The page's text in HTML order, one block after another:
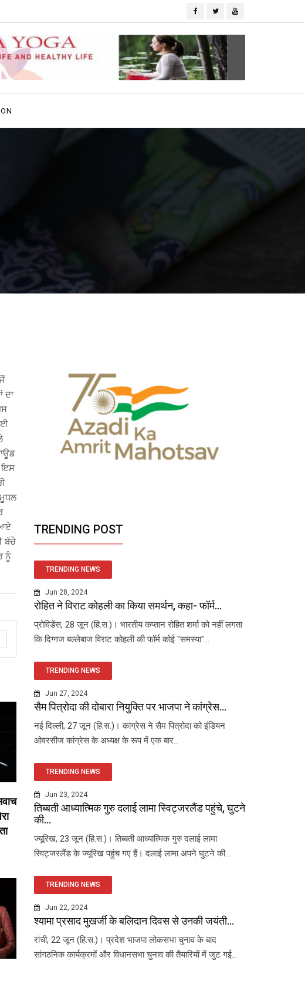
ਦਾ
ਇਸ
ਬੱਚੇ
ਨੂੰ
TRENDING POST
TRENDING NEWS
Jun 28, 2024
रोहित ने विराट कोहली का किया समर्थन, कहा- फॉर्म...
प्रोविडेंस, 28 जून (हि.स.)। भारतीय कप्तान रोहित शर्मा को नहीं लगता
कि दिग्गज बल्लेबाज विराट कोहली की फॉर्म कोई "समस्या"...
TRENDING NEWS
Jun 27, 2024
सैम पित्रोदा की दोबारा नियुक्ति पर भाजपा ने कांग्रेस...
नई दिल्ली, 27 जून (हि.स.)। कांग्रेस ने सैम पित्रोदा को इंडियन
ओवरसीज कांग्रेस के अध्यक्ष के रूप में एक बार...
TRENDING NEWS
Jun 23, 2024
तिब्बती आध्यात्मिक गुरु दलाई लामा स्विट्जरलैंड पहुंचे, घुटने
की...
ज्यूरिख, 23 जून (हि.स.)। तिब्बती आध्यात्मिक गुरु दलाई लामा
स्विट्जरलैंड के ज्यूरिख पहुंच गए हैं। दलाई लामा अपने घुटने की...
TRENDING NEWS
Jun 22, 2024
श्यामा प्रसाद मुखर्जी के बलिदान दिवस से उनकी जयंती...
रांची, 22 जून (हि.स.)। प्रदेश भाजपा लोकसभा चुनाव के बाद
सांगठनिक कार्यक्रमों और विधानसभा चुनाव की तैयारियों में जुट गई...